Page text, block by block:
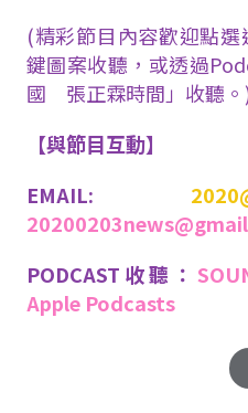
(精彩節目內容歡迎點
鍵圖案收聽，或透過
國 張正霖時間」收聽
【與節目互動】
EMAIL:
PODCAST收聽：
Apple Podcasts